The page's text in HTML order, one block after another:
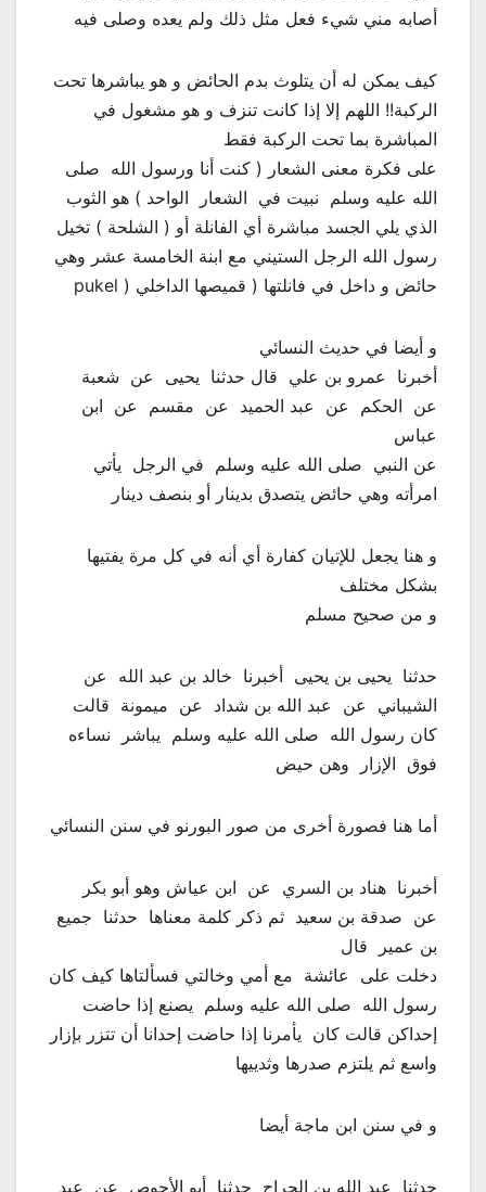
أصابه مني شيء فعل مثل ذلك ولم يعده وصلى فيه
كيف يمكن له أن يتلوث بدم الحائض و هو يباشرها تحت
الركبة!! اللهم إلا إذا كانت تنزف و هو مشغول في
المباشرة بما تحت الركبة فقط
على فكرة معنى الشعار ( ‏كنت أنا ورسول الله ‏ ‏صلى
الله عليه وسلم ‏ ‏نبيت في ‏ ‏الشعار ‏ ‏الواحد ) هو الثوب
الذي يلي الجسد مباشرة أي الفانلة أو ( الشلحة ) تخيل
رسول الله الرجل الستيني مع ابنة الخامسة عشر وهي
حائض و داخل في فانلتها ( قميصها الداخلي ( pukel
و أيضا في حديث النسائي
‏أخبرنا ‏ ‏عمرو بن علي ‏ ‏قال حدثنا ‏ ‏يحيى ‏ ‏عن ‏ ‏شعبة ‏
‏عن ‏ ‏الحكم ‏ ‏عن ‏ ‏عبد الحميد ‏ ‏عن ‏ ‏مقسم ‏ ‏عن ‏ ‏ابن
عباس ‏
‏عن النبي ‏ ‏صلى الله عليه وسلم ‏ ‏في الرجل ‏ ‏يأتي ‏
‏امرأته وهي حائض يتصدق بدينار أو بنصف دينار
و هنا يجعل للإتيان كفارة أي أنه في كل مرة يفتيها
بشكل مختلف
و من صحيح مسلم
‏حدثنا ‏ ‏يحيى بن يحيى ‏ ‏أخبرنا ‏ ‏خالد بن عبد الله ‏ ‏عن ‏
‏الشيباني ‏ ‏عن ‏ ‏عبد الله بن شداد ‏ ‏عن ‏ ‏ميمونة ‏ ‏قالت ‏
‏كان رسول الله ‏ ‏صلى الله عليه وسلم ‏ ‏يباشر ‏ ‏نساءه
فوق ‏ ‏الإزار ‏ ‏وهن حيض ‏
أما هنا فصورة أخرى من صور البورنو في سنن النسائي
‏أخبرنا ‏ ‏هناد بن السري ‏ ‏عن ‏ ‏ابن عياش وهو أبو بكر ‏
‏عن ‏ ‏صدقة بن سعيد ‏ ‏ثم ذكر كلمة معناها ‏ ‏حدثنا ‏ ‏جميع
بن عمير ‏ ‏قال ‏
‏دخلت على ‏ ‏عائشة ‏ ‏مع أمي وخالتي فسألتاها كيف كان
رسول الله ‏ ‏صلى الله عليه وسلم ‏ ‏يصنع إذا حاضت
إحداكن قالت كان ‏ ‏يأمرنا إذا حاضت إحدانا أن تتزر بإزار
واسع ثم يلتزم صدرها وثدييها
و في سنن ابن ماجة أيضا
‏حدثنا ‏ ‏عبد الله بن الجراح ‏ ‏حدثنا ‏ ‏أبو الأحوص ‏ ‏عن ‏ ‏عبد